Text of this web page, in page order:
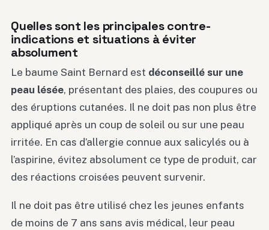
Quelles sont les principales contre-
indications et situations à éviter
absolument
Le baume Saint Bernard est déconseillé sur une
peau lésée, présentant des plaies, des coupures ou
des éruptions cutanées. Il ne doit pas non plus être
appliqué après un coup de soleil ou sur une peau
irritée. En cas d’allergie connue aux salicylés ou à
l’aspirine, évitez absolument ce type de produit, car
des réactions croisées peuvent survenir.
Il ne doit pas être utilisé chez les jeunes enfants
de moins de 7 ans sans avis médical, leur peau